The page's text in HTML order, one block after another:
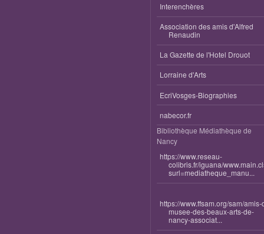
Interenchères
Association des amis d'Alfred
Renaudin
La Gazette de l'Hotel Drouot
Lorraine d'Arts
EcriVosges-Biographies
nabecor.fr
Bibliothèque Médiathèque de
Nancy
https://www.reseau-
colibris.fr/iguana/
surl=mediatheque_manu...
https://www.ffsam.org/sam/amis-
musee-des-beaux-arts-de-
nancy-associat...